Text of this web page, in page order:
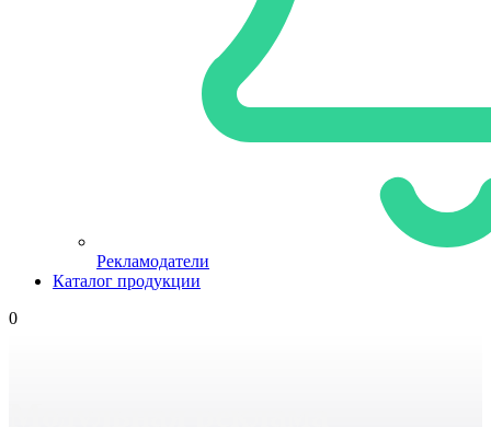
Рекламодатели
Каталог продукции
0